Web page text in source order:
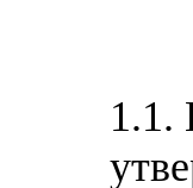
1.1.